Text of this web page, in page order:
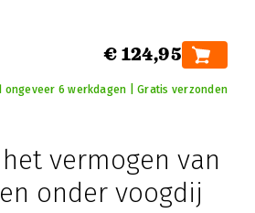
€ 124,95
ongeveer 6 werkdagen | Gratis verzonden
vermogen van
onder voogdij